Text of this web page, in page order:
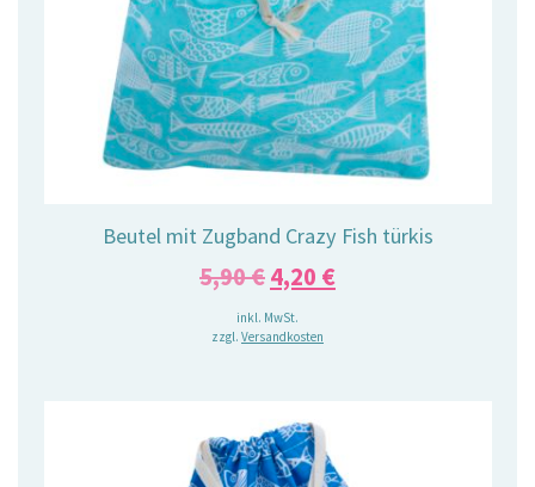
Beutel mit Zugband Crazy Fish türkis
5,90€Ursprünglicher
Preis
war:
4,20 €Aktueller
inkl. MwSt.
zzgl. Versandkosten